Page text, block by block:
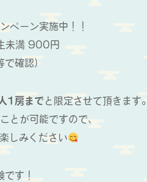
ペーン実施中！！
未満 900円
で確認）
1房までと限定させて頂きます。
とが可能ですので、
しみください
す！